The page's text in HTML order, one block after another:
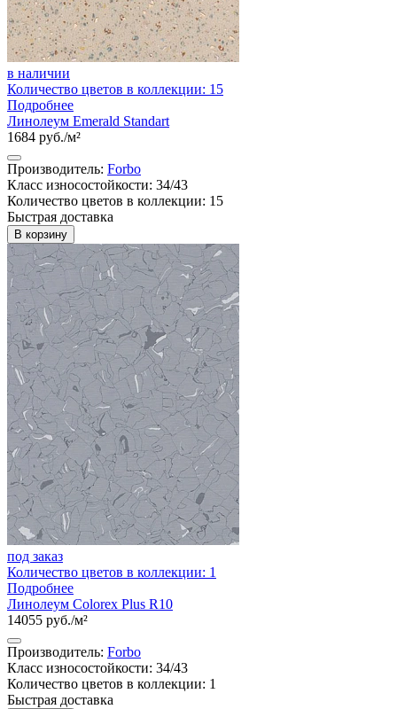
в наличии
Количество цветов в коллекции: 15
Подробнее
Линолеум Emerald Standart
1684 руб./м²
Производитель: Forbo
Класс износостойкости: 34/43
Количество цветов в коллекции: 15
Быстрая доставка
В корзину
под заказ
Количество цветов в коллекции: 1
Подробнее
Линолеум Colorex Plus R10
14055 руб./м²
Производитель: Forbo
Класс износостойкости: 34/43
Количество цветов в коллекции: 1
Быстрая доставка